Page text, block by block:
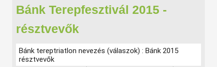
Bánk Terepfesztivál 2015 -
résztvevők